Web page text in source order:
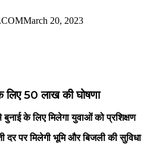
March 20, 2023
लिए 50 लाख की घोषणा
के लिए मिलेगा युवाओं को प्रशिक्षण
दर पर मिलेगी भूमि और बिजली की सुविधा